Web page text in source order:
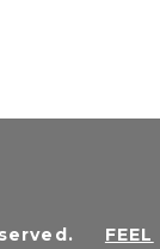
. FEEL